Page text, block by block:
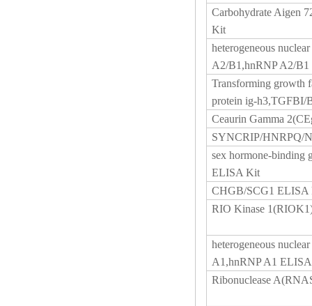
Carbohydrate Aigen
Kit
heterogeneous
A2/B1,hnRNP A2/
Transforming growth
protein ig-
Ceaurin Gamma
SYNCRIP/HNRPQ/
sex hormone-binding
ELISA Kit
CHGB/SCG1 ELISA
RIO Kinase
heterogeneous
A1,hnRNP A1
Ribonuclease